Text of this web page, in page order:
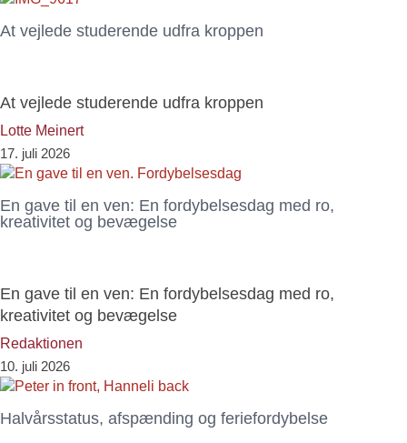
At vejlede studerende udfra kroppen
At vejlede studerende udfra kroppen
Lotte Meinert
17. juli 2026
En gave til en ven: En fordybelsesdag med ro,
kreativitet og bevægelse
En gave til en ven: En fordybelsesdag med ro,
kreativitet og bevægelse
Redaktionen
10. juli 2026
Halvårsstatus, afspænding og feriefordybelse